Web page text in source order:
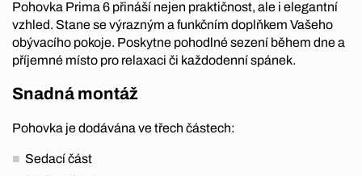
Pohovka Prima 6 přináší nejen praktičnost, ale i elegantní
vzhled. Stane se výrazným a funkčním doplňkem Vašeho
obývacího pokoje. Poskytne pohodlné sezení během dne a
příjemné místo pro relaxaci či každodenní spánek.
Snadná montáž
Pohovka je dodávána ve třech částech:
Sedací část